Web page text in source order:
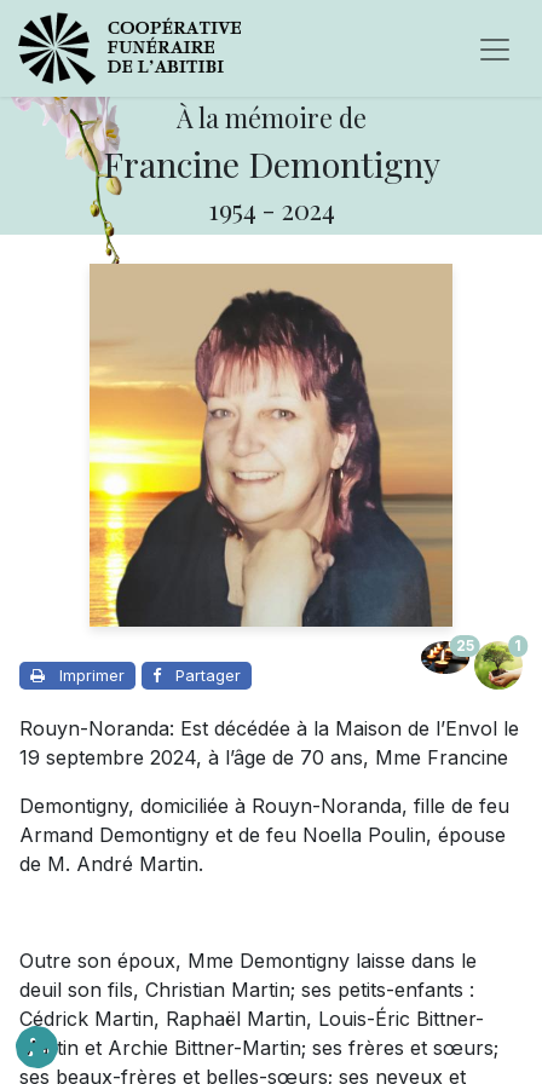
À la mémoire de
Francine Demontigny
1954 - 2024
Imprimer Partager
25 1
Rouyn-Noranda: Est décédée à la Maison de l’Envol le
19 septembre 2024, à l’âge de 70 ans, Mme Francine
Demontigny, domiciliée à Rouyn-Noranda, fille de feu
Armand Demontigny et de feu Noella Poulin, épouse
de M. André Martin.
Outre son époux, Mme Demontigny laisse dans le
deuil son fils, Christian Martin; ses petits-enfants :
Cédrick Martin, Raphaël Martin, Louis-Éric Bittner-
Martin et Archie Bittner-Martin; ses frères et sœurs;
ses beaux-frères et belles-sœurs; ses neveux et